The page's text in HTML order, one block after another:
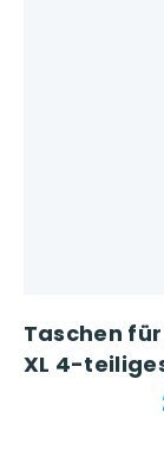
Taschen
XL 4-